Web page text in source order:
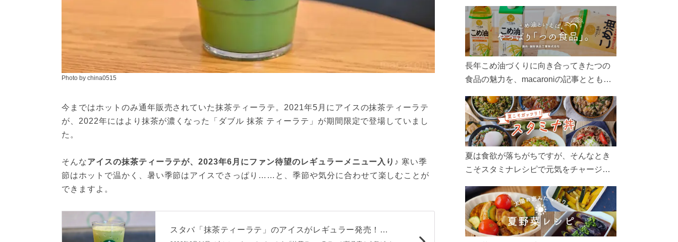
Photo by china0515
今まではホットのみ通年販売されていた抹茶ティーラテ。2021年5月にアイスの抹茶ティーラテ
が、2022年にはより抹茶が濃くなった「ダブル 抹茶 ティーラテ」が期間限定で登場していまし
た。
そんなアイスの抹茶ティーラテが、2023年6月にファン待望のレギュラーメニュー入り ♪ 寒い季
節はホットで温かく、暑い季節はアイスでさっぱり……と、季節や気分に合わせて楽しむことが
できますよ。
スタバ「抹茶ティーラテ」のアイスがレギュラー発売！お
長年こめ油づくりに向き合ってきたつの
食品の魅力を、macaroniの記事とともに
ん、製造現場や品質へのこだわりまで。
こめ油をもっと好きになるコンテンツを
ぜひお楽しみください。
夏は食欲が落ちがちですが、そんなとき
こそスタミナレシピで元気をチャージ！
リ食べて、夏バテを吹き飛ばしましょ
う！